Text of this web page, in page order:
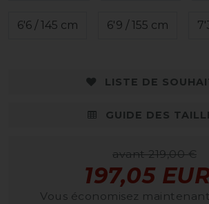
6'6 / 145 cm 6'9 / 155 cm
LISTE DE
GUIDE DES
avant 219,00 €
197,05
Vous économisez maintenant